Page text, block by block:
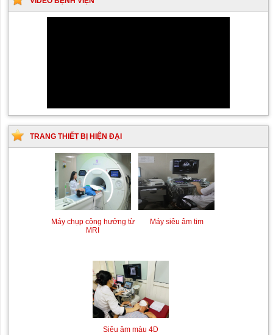
TRANG THIẾT BỊ HIỆN ĐẠI
MRI
Siêu âm Doppler xuyên
sọ
Kỹ thuật chụp mạch máu
Siêu âm màu 4D